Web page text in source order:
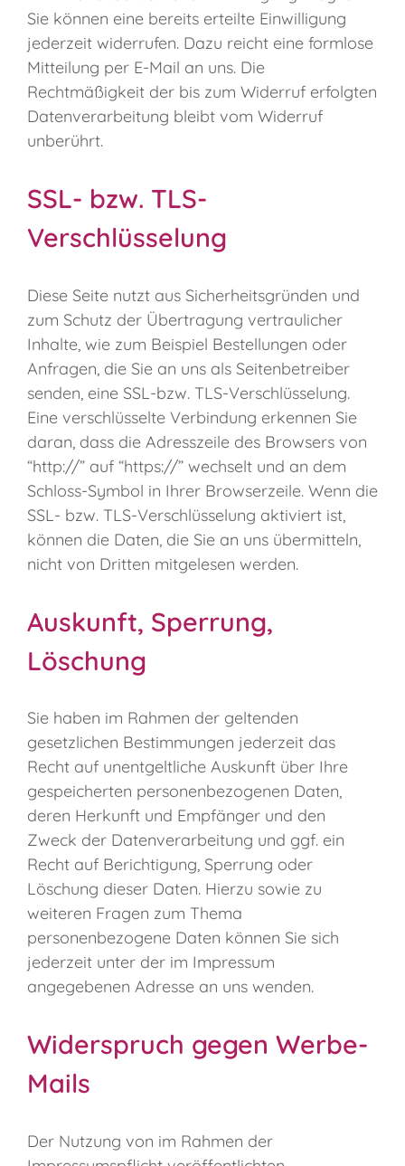
Sie können eine bereits erteilte Einwilligung
jederzeit widerrufen. Dazu reicht eine formlose
Mitteilung per E-Mail an uns. Die
Rechtmäßigkeit der bis zum Widerruf erfolgten
Datenverarbeitung bleibt vom Widerruf
unberührt.
SSL- bzw. TLS-
Verschlüsselung
Diese Seite nutzt aus Sicherheitsgründen und
zum Schutz der Übertragung vertraulicher
Inhalte, wie zum Beispiel Bestellungen oder
Anfragen, die Sie an uns als Seitenbetreiber
senden, eine SSL-bzw. TLS-Verschlüsselung.
Eine verschlüsselte Verbindung erkennen Sie
daran, dass die Adresszeile des Browsers von
“http://” auf “https://” wechselt und an dem
Schloss-Symbol in Ihrer Browserzeile. Wenn die
SSL- bzw. TLS-Verschlüsselung aktiviert ist,
können die Daten, die Sie an uns übermitteln,
nicht von Dritten mitgelesen werden.
Auskunft, Sperrung,
Löschung
Sie haben im Rahmen der geltenden
gesetzlichen Bestimmungen jederzeit das
Recht auf unentgeltliche Auskunft über Ihre
gespeicherten personenbezogenen Daten,
deren Herkunft und Empfänger und den
Zweck der Datenverarbeitung und ggf. ein
Recht auf Berichtigung, Sperrung oder
Löschung dieser Daten. Hierzu sowie zu
weiteren Fragen zum Thema
personenbezogene Daten können Sie sich
jederzeit unter der im Impressum
angegebenen Adresse an uns wenden.
Widerspruch gegen Werbe-
Mails
Der Nutzung von im Rahmen der